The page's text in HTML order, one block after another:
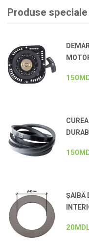
Produse speciale
150
150
ȘAIBĂ
20